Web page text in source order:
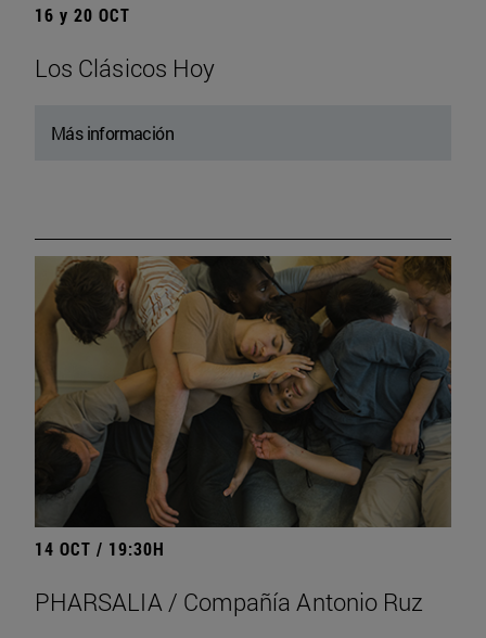
16 y 20 OCT
Los Clásicos Hoy
Más información
14 OCT / 19:30H
PHARSALIA / Compañía Antonio Ruz